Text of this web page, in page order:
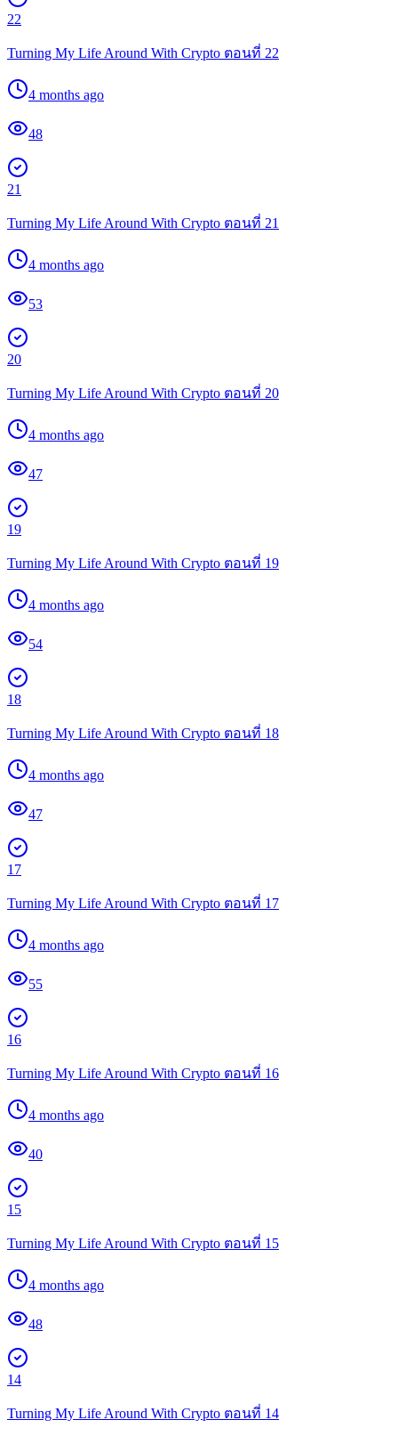
22
Turning My Life Around With Crypto ตอนที่ 22
4 months ago
48
21
Turning My Life Around With Crypto ตอนที่ 21
4 months ago
53
20
Turning My Life Around With Crypto ตอนที่ 20
4 months ago
47
19
Turning My Life Around With Crypto ตอนที่ 19
4 months ago
54
18
Turning My Life Around With Crypto ตอนที่ 18
4 months ago
47
17
Turning My Life Around With Crypto ตอนที่ 17
4 months ago
55
16
Turning My Life Around With Crypto ตอนที่ 16
4 months ago
40
15
Turning My Life Around With Crypto ตอนที่ 15
4 months ago
48
14
Turning My Life Around With Crypto ตอนที่ 14